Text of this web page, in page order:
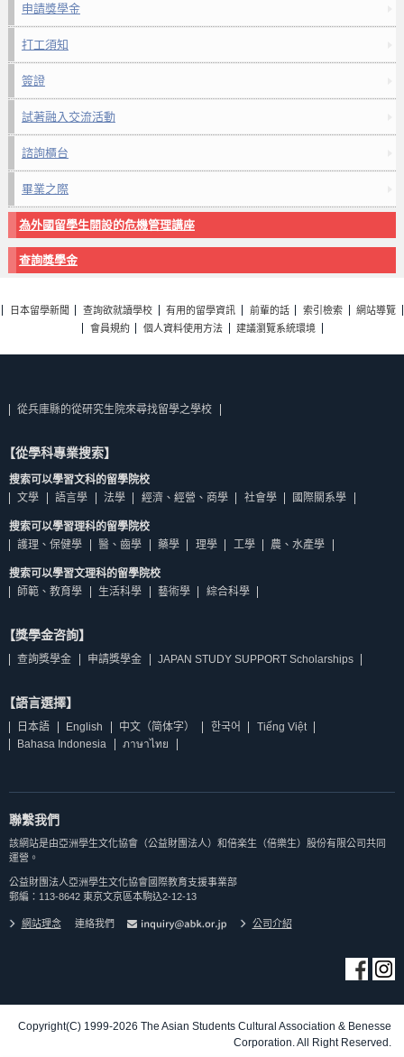
申請獎學金
打工須知
簽證
試著融入交流活動
諮詢櫃台
畢業之際
為外國留學生開設的危機管理講座
查詢獎學金
日本留學新聞 查詢欲就讀學校 有用的留學資訊 前輩的話 索引檢索
網站導覽
會員規約
個人資料使用方法 建議瀏覽系統環境
從兵庫縣的從研究生院來尋找留學之學校
【從學科專業搜索】
搜索可以學習文科的留學院校
文學
語言學 法學 經濟、經營、商學 社會學 國際關系學
搜索可以學習理科的留學院校
護理、保健學
醫、齒學 藥學 理學 工學 農、水產學
搜索可以學習文理科的留學院校
師範、教育學
生活科學 藝術學 綜合科學
【獎學金咨詢】
查詢獎學金 申請獎學金 JAPAN STUDY SUPPORT Scholarships
【語言選擇】
日本語 English 中文（简体字） 한국어
Tiếng Việt
Bahasa Indonesia
ภาษาไทย
聯繫我們
該網站是由亞洲學生文化協會（公益財團法人）和倍楽生（倍樂生）股份有限公司共同
運營。
公益財團法人亞洲學生文化協會國際教育支援事業部
郵編：113-8642 東京文京區本駒込2-12-13
網站理念 連絡我們 公司介紹
Copyright(C) 1999-2026 The Asian Students Cultural Association & Benesse
Corporation. All Right Reserved.